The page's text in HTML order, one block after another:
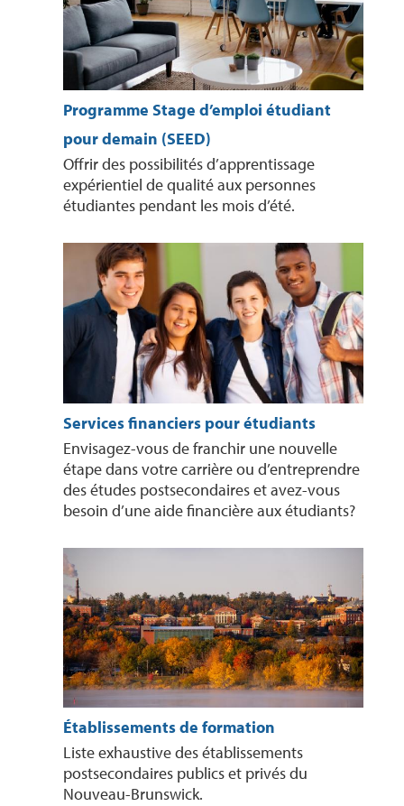
Programme Stage d’emploi étudiant
pour demain (SEED)
Offrir des possibilités d’apprentissage
expérientiel de qualité aux personnes
étudiantes pendant les mois d’été.
Services financiers pour étudiants
Envisagez-vous de franchir une nouvelle
étape dans votre carrière ou d’entreprendre
des études postsecondaires et avez-vous
besoin d’une aide financière aux étudiants?
Établissements de formation
Liste exhaustive des établissements
postsecondaires publics et privés du
Nouveau-Brunswick.